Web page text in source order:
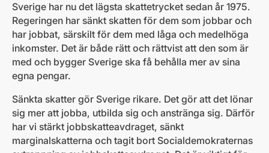
Sverige har nu det lägsta skattetrycket sedan år 1975.
Regeringen har sänkt skatten för dem som jobbar och
har jobbat, särskilt för dem med låga och medelhöga
inkomster. Det är både rätt och rättvist att den som är
med och bygger Sverige ska få behålla mer av sina
egna pengar.
Sänkta skatter gör Sverige rikare. Det gör att det lönar
sig mer att jobba, utbilda sig och anstränga sig. Därför
har vi stärkt jobbskatteavdraget, sänkt
marginalskatterna och tagit bort Socialdemokraternas